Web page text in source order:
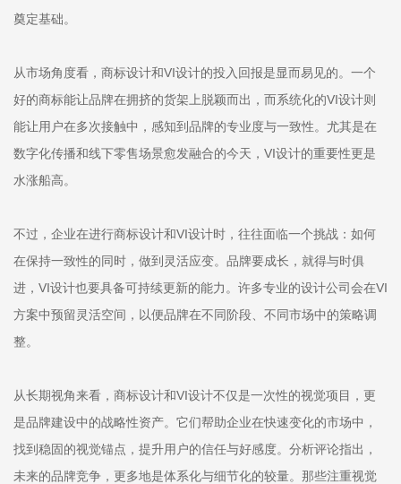
奠定基础。
从市场角度看，商标设计和VI设计的投入回报是显而易见的。一个
好的商标能让品牌在拥挤的货架上脱颖而出，而系统化的VI设计则
能让用户在多次接触中，感知到品牌的专业度与一致性。尤其是在
数字化传播和线下零售场景愈发融合的今天，VI设计的重要性更是
水涨船高。
不过，企业在进行商标设计和VI设计时，往往面临一个挑战：如何
在保持一致性的同时，做到灵活应变。品牌要成长，就得与时俱
进，VI设计也要具备可持续更新的能力。许多专业的设计公司会在VI
方案中预留灵活空间，以便品牌在不同阶段、不同市场中的策略调
整。
从长期视角来看，商标设计和VI设计不仅是一次性的视觉项目，更
是品牌建设中的战略性资产。它们帮助企业在快速变化的市场中，
找到稳固的视觉锚点，提升用户的信任与好感度。分析评论指出，
未来的品牌竞争，更多地是体系化与细节化的较量。那些注重视觉